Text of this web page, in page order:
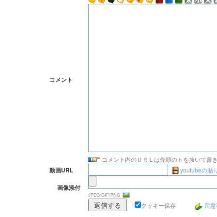
コメント
コメント内のＵＲＬは先頭のｈを抜いて書
動画URL
youtubeの貼
画像添付
JPEG/GIF/PNG
クッキー保存 留